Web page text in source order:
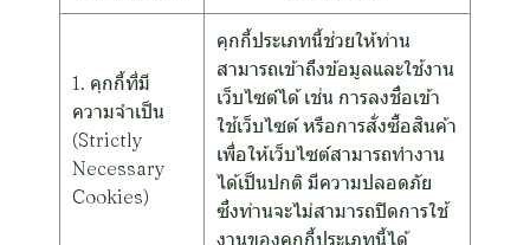
1. คุกกี้ที่มี
ความจำเป็น
(Strictly
Necessary
Cookies)
คุกกี้ประเภทนี้ช่วยให้ท่าน
สามารถเข้าถึงข้อมูลและใช้งาน
เว็บไซต์ได้ เช่น การลงชื่อเข้า
ใช้เว็บไซต์ หรือการสั่งซื้อสินค้า
เพื่อให้เว็บไซต์สามารถทำงาน
ได้เป็นปกติ มีความปลอดภัย
ซึ่งท่านจะไม่สามารถปิดการใช้
งานของคุกกี้ประเภทนี้ได้